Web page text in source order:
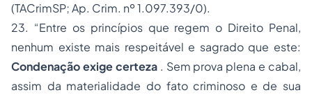
(TACrimSP;Ap. Crim. nº 1.097.393/0).
23. “Entre os princípios que regem o Direito Penal,
nenhum existe mais respeitável e sagrado que este:
Condenação exige certeza . Sem prova plena e cabal,
assim da materialidade do fato criminoso e de sua